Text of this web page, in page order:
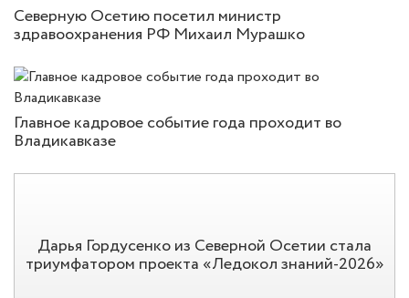
Северную Осетию посетил министр
здравоохранения РФ Михаил Мурашко
Главное кадровое событие года проходит во
Владикавказе
Дарья Гордусенко из Северной Осетии стала
триумфатором проекта «Ледокол знаний-2026»